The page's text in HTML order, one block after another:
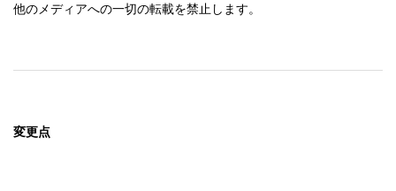
他のメディアへの一切の転載を禁止します。
変更点